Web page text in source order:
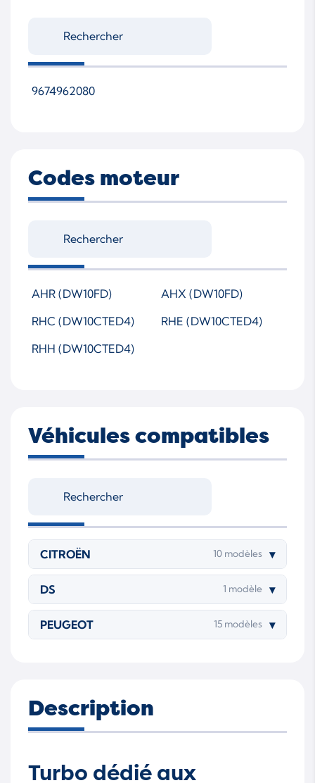
9674962080
Codes moteur
AHR (DW10FD)
AHX (DW10FD)
RHC (DW10CTED4)
RHE (DW10CTED4)
RHH (DW10CTED4)
Véhicules compatibles
CITROËN 10 modèles ▾
DS 1 modèle ▾
PEUGEOT 15 modèles ▾
Description
Turbo dédié aux